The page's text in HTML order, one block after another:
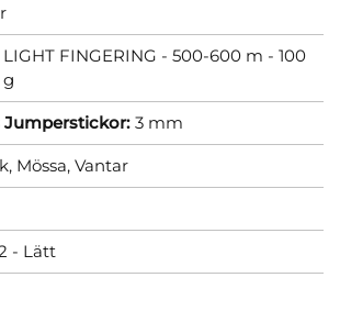
LIGHT FINGERING - 500-600 m - 100
g
Jumperstickor: 3 mm
Mössa, Vantar
- Lätt